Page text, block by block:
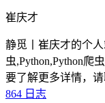
崔庆才
静觅丨崔庆才的个
虫,Python,Python爬
要了解更多详情，请
864 日志